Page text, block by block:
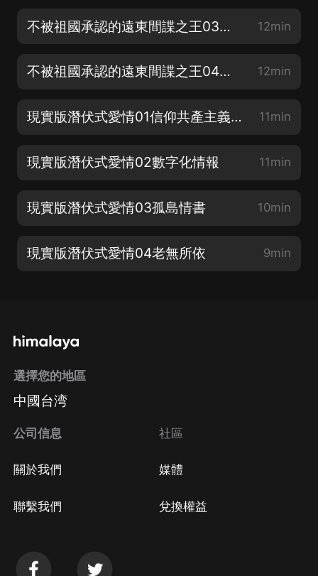
不被祖國承認的遠東間諜之王03慟哭的戰士 12min
不被祖國承認的遠東間諜之王04婚禮上的葬禮 12min
現實版潛伏式愛情01信仰共產主義的美國人 11min
現實版潛伏式愛情02數字化情報 11min
現實版潛伏式愛情03孤島情書 10min
現實版潛伏式愛情04老無所依 9min
選擇您的地區
中國台湾
公司信息
關於我們
聯繫我們
社區
媒體
兌換權益